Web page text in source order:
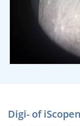
Digi- of iScopen